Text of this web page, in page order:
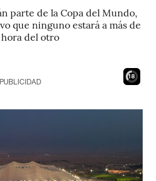
parte de la Copa del Mundo,
que ninguno estará a más de
del otro
17
PUBLICIDAD